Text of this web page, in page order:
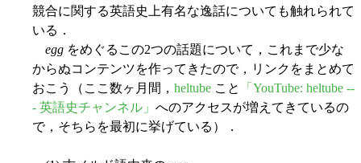
競合に関する英語史上有名な逸話についても触れられて
いる．
egg をめぐるこの2つの話題について，これまで少な
からぬコンテンツを作ってきたので，リンクをまとめて
おこう（ここ数ヶ月間， heltube こと
「YouTube: heltube --
- 英語史チャンネル」 へのアクセスが増えてきているの
で，そちらを最初に挙げている）．